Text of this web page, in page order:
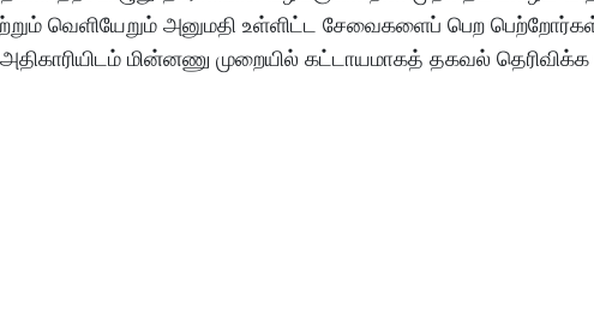
மற்றும் வெளியேறும் அனுமதி உள்ளிட்ட சேவைகளைப் பெற
மின்னணு முறையில் கட்டாயமாகத் தகவல் தெரிவிக்க